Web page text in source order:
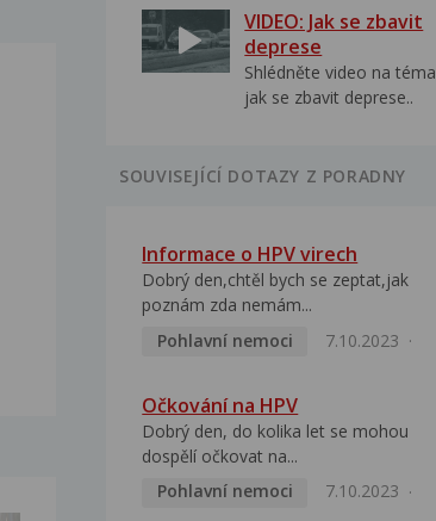
VIDEO: Jak se zbavit
deprese
Shlédněte video na téma
jak se zbavit deprese..
SOUVISEJÍCÍ DOTAZY Z PORADNY
Informace o HPV virech
Dobrý den,chtěl bych se zeptat,jak
poznám zda nemám...
Pohlavní nemoci
7.10.2023
Očkování na HPV
Dobrý den, do kolika let se mohou
dospělí očkovat na...
Pohlavní nemoci
7.10.2023